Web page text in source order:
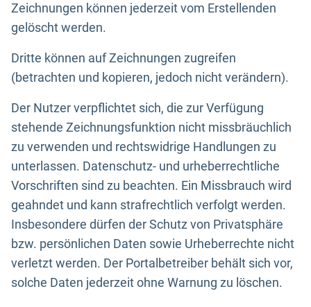
Zeichnungen können jederzeit vom Erstellenden
gelöscht werden.
Dritte können auf Zeichnungen zugreifen
(betrachten und kopieren, jedoch nicht verändern).
Der Nutzer verpflichtet sich, die zur Verfügung
stehende Zeichnungsfunktion nicht missbräuchlich
zu verwenden und rechtswidrige Handlungen zu
unterlassen. Datenschutz- und urheberrechtliche
Vorschriften sind zu beachten. Ein Missbrauch wird
geahndet und kann strafrechtlich verfolgt werden.
Insbesondere dürfen der Schutz von Privatsphäre
bzw. persönlichen Daten sowie Urheberrechte nicht
verletzt werden. Der Portalbetreiber behält sich vor,
solche Daten jederzeit ohne Warnung zu löschen.